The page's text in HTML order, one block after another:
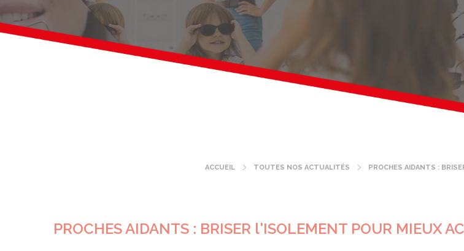
Fil
ACCUEIL TOUTES NOS ACTUALITÉS PROCHES AIDANTS :
PROCHES AIDANTS : BRISER l'ISOLEMENT POUR MIEUX